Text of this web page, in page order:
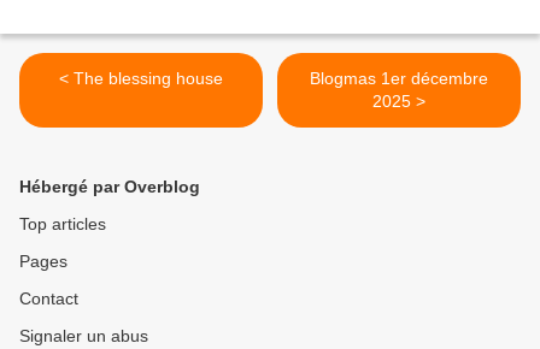
< The blessing house
Blogmas 1er décembre
2025 >
Hébergé par Overblog
Top articles
Pages
Contact
Signaler un abus